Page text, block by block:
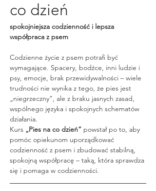
co dzień
spokojniejsza codzienność i lepsza
współpraca z psem
Codzienne życie z psem potrafi być
wymagające. Spacery, bodźce, inni ludzie i
psy, emocje, brak przewidywalności – wiele
trudności nie wynika z tego, że pies jest
„niegrzeczny”, ale z braku jasnych zasad,
wspólnego języka i spokojnych schematów
działania.
Kurs „Pies na co dzień” powstał po to, aby
pomóc opiekunom uporządkować
codzienność z psem i zbudować stabilną,
spokojną współpracę – taką, która sprawdza
się i pomaga w codzienności.